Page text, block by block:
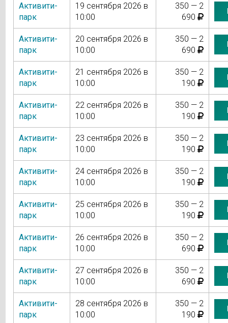
Активити-
парк
19 сентября 2026 в
10:00
350 — 2
690
Активити-
парк
20 сентября 2026 в
10:00
350 — 2
690
Активити-
парк
21 сентября 2026 в
10:00
350 — 2
190
Активити-
парк
22 сентября 2026 в
10:00
350 — 2
190
Активити-
парк
23 сентября 2026 в
10:00
350 — 2
190
Активити-
парк
24 сентября 2026 в
10:00
350 — 2
190
Активити-
парк
25 сентября 2026 в
10:00
350 — 2
190
Активити-
парк
26 сентября 2026 в
10:00
350 — 2
690
Активити-
парк
27 сентября 2026 в
10:00
350 — 2
690
Активити-
парк
28 сентября 2026 в
10:00
350 — 2
190